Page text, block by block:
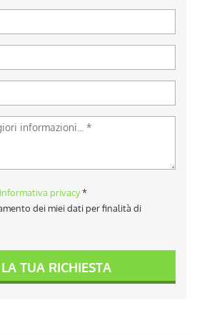
privacy*
dei miei dati per finalità di
TUA RICHIESTA